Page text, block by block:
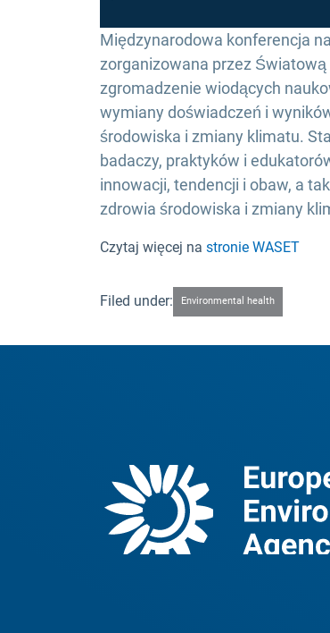
Międzynarodowa konferencja
zorganizowana przez
zgromadzenie wiodących
wymiany doświadczeń i
środowiska i zmiany klimatu.
badaczy, praktyków i
innowacji, tendencji i obaw, a
zdrowia środowiska i zmiany
Czytaj więcej na stronie WASET
Filed under: Environmental health